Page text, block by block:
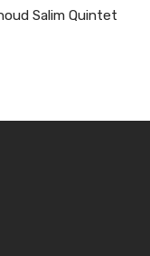
Salim Quintet